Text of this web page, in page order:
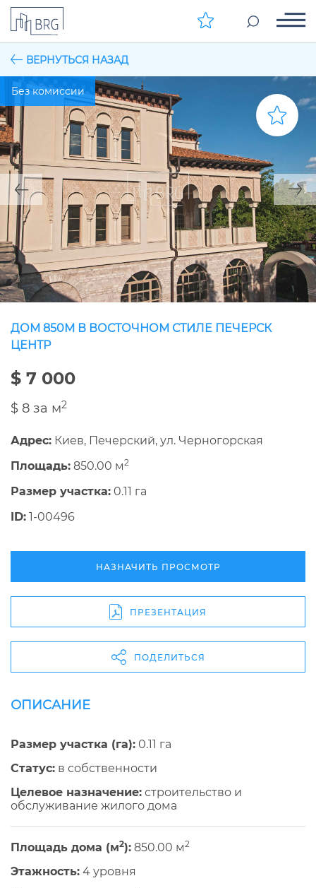
ВЕРНУТЬСЯ НАЗАД
Без комиссии
ДОМ 850М В ВОСТОЧНОМ СТИЛЕ ПЕЧЕРСК
ЦЕНТР
$ 7 000
$ 8 за м2
Адрес: Киев, Печерский, ул. Черногорская
Площадь: 850.00 м2
Размер участка: 0.11 га
ID: 1-00496
НАЗНАЧИТЬ ПРОСМОТР
ПРЕЗЕНТАЦИЯ
ПОДЕЛИТЬСЯ
ОПИСАНИЕ
Размер участка (га): 0.11 га
Cтатус: в собственности
Целевое назначение: строительство и
обслуживание жилого дома
Площадь дома (м2): 850.00 м2
Этажность: 4 уровня